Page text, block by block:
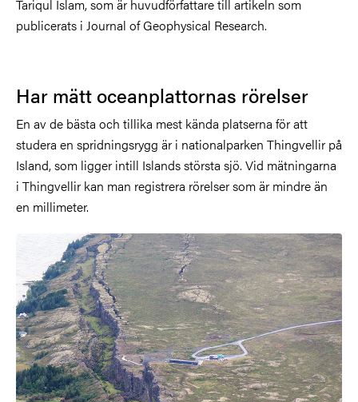
Tariqul Islam, som är huvudförfattare till artikeln som
publicerats i Journal of Geophysical Research.
Har mätt oceanplattornas rörelser
En av de bästa och tillika mest kända platserna för att
studera en spridningsrygg är i nationalparken Thingvellir på
Island, som ligger intill Islands största sjö. Vid mätningarna
i Thingvellir kan man registrera rörelser som är mindre än
en millimeter.